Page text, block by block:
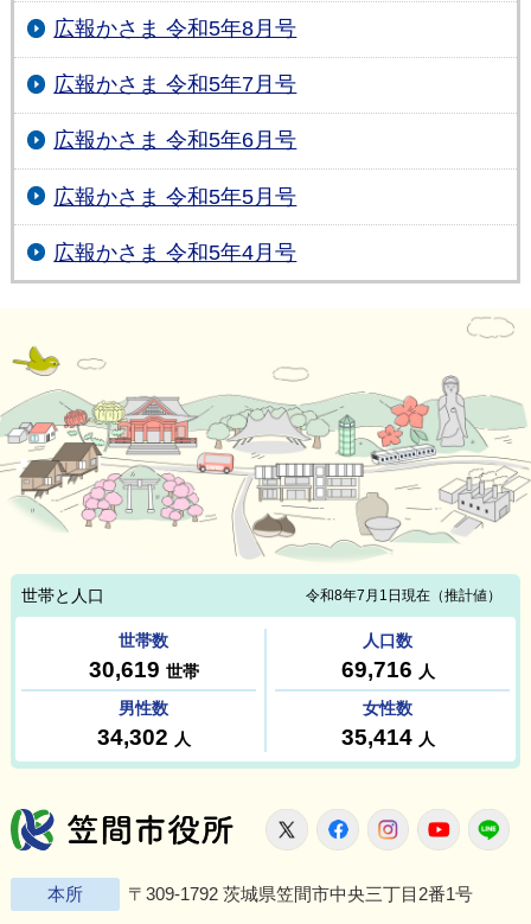
広報かさま 令和5年8月号
広報かさま 令和5年7月号
広報かさま 令和5年6月号
広報かさま 令和5年5月号
広報かさま 令和5年4月号
笠間市役所
X FacebookInstagram
本所 〒309-1792 茨城県笠間市中央三丁目2番1号